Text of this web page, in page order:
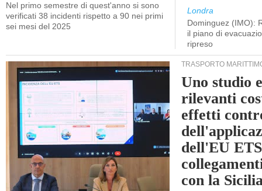
Nel primo semestre di quest'anno si sono
verificati 38 incidenti rispetto a 90 nei primi
sei mesi del 2025
Londra
Dominguez (IMO):
il piano di
ripreso
TRASPORTO
Uno studio
rilevanti
effetti
dell'EU
con la